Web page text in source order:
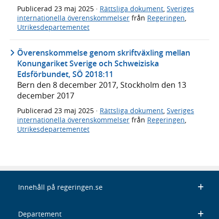
Publicerad 23 maj 2025 · Rättsliga dokument, Sveriges
internationella överenskommelser från Regeringen,
Utrikesdepartementet
Överenskommelse genom skriftväxling mellan
Konungariket Sverige och Schweiziska
Edsförbundet, SÖ 2018:11
Bern den 8 december 2017, Stockholm den 13
december 2017
Publicerad 23 maj 2025 · Rättsliga dokument, Sveriges
internationella överenskommelser från Regeringen,
Utrikesdepartementet
Innehåll på regeringen.se
Departement